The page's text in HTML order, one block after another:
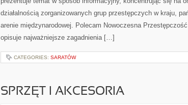
działalnością zorganizowanych grup przestępczych w kraju,
arenie międzynarodowej. Polecam Nowoczesna
opisuje najważniejsze zagadnienia […]
CATEGORIES: SARATÓW
SPRZĘT I AKCESORIA